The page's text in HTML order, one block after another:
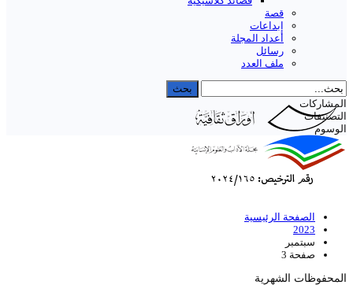
قصة
إبداعات
أعداد المجلة
رسائل
ملف العدد
المشاركات
التصنيفات
الوسوم
الصفحة الرئيسية
2023
سبتمبر
صفحة 3
المحفوظات الشهرية